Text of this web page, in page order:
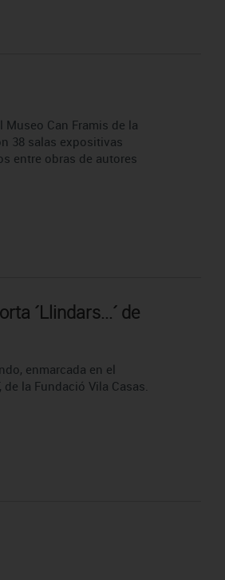
Can Framis de la
38 salas expositivas
entre obras de autores
´Llindars...´ de
enmarcada en el
la Fundació Vila Casas.